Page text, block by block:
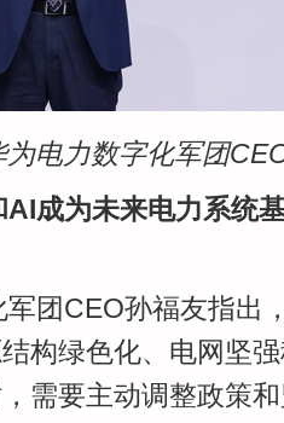
为电力数字化军团
成为未来电力系统
团CEO孙福友指出
构绿色化、电网坚
需要主动调整政策